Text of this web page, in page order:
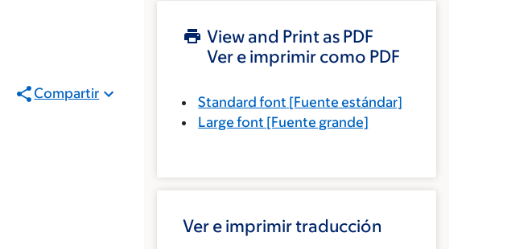
Compartir
View and Print as PDF
Ver e imprimir como PDF
Standard font [Fuente estándar]
Large font [Fuente grande]
Ver e imprimir traducción